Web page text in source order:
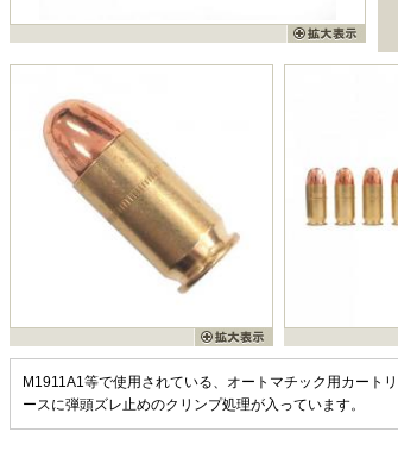
M1911A1等で使用されている、オートマチック用カート
ースに弾頭ズレ止めのクリンプ処理が入っています。